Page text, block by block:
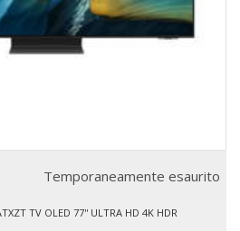
Temporaneamente esaurito
TV OLED 77'' ULTRA HD 4K HDR